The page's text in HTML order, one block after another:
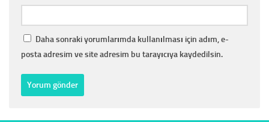
Daha sonraki yorumlarımda kullanılması için adım, e-
posta adresim ve site adresim bu tarayıcıya kaydedilsin.